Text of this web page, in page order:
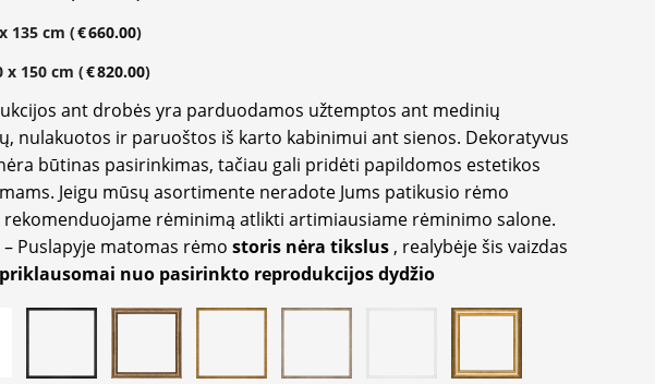
135 cm (€660.00)
x 150 cm (€820.00)
ant drobės yra parduodamos užtemptos ant medinių
nulakuotos ir paruoštos iš karto kabinimui ant sienos. Dekoratyvus
būtinas pasirinkimas, tačiau gali pridėti papildomos estetikos
Jeigu mūsų asortimente neradote Jums patikusio rėmo
rėminimą atlikti artimiausiame rėminimo salone.
– Puslapyje matomas rėmo storis nėra tikslus , realybėje šis vaizdas
nuo pasirinkto reprodukcijos dydžio